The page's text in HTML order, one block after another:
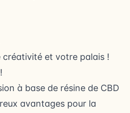
créativité et votre palais !
à base de résine de CBD
avantages pour la